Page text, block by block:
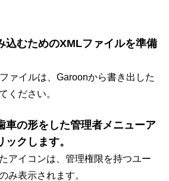
込むためのXMLファイルを準備
ァイルは、Garoonから書き出した
ください。
車の形をした管理者メニューア
クします。
アイコンは、管理権限を持つユー
み表示されます。